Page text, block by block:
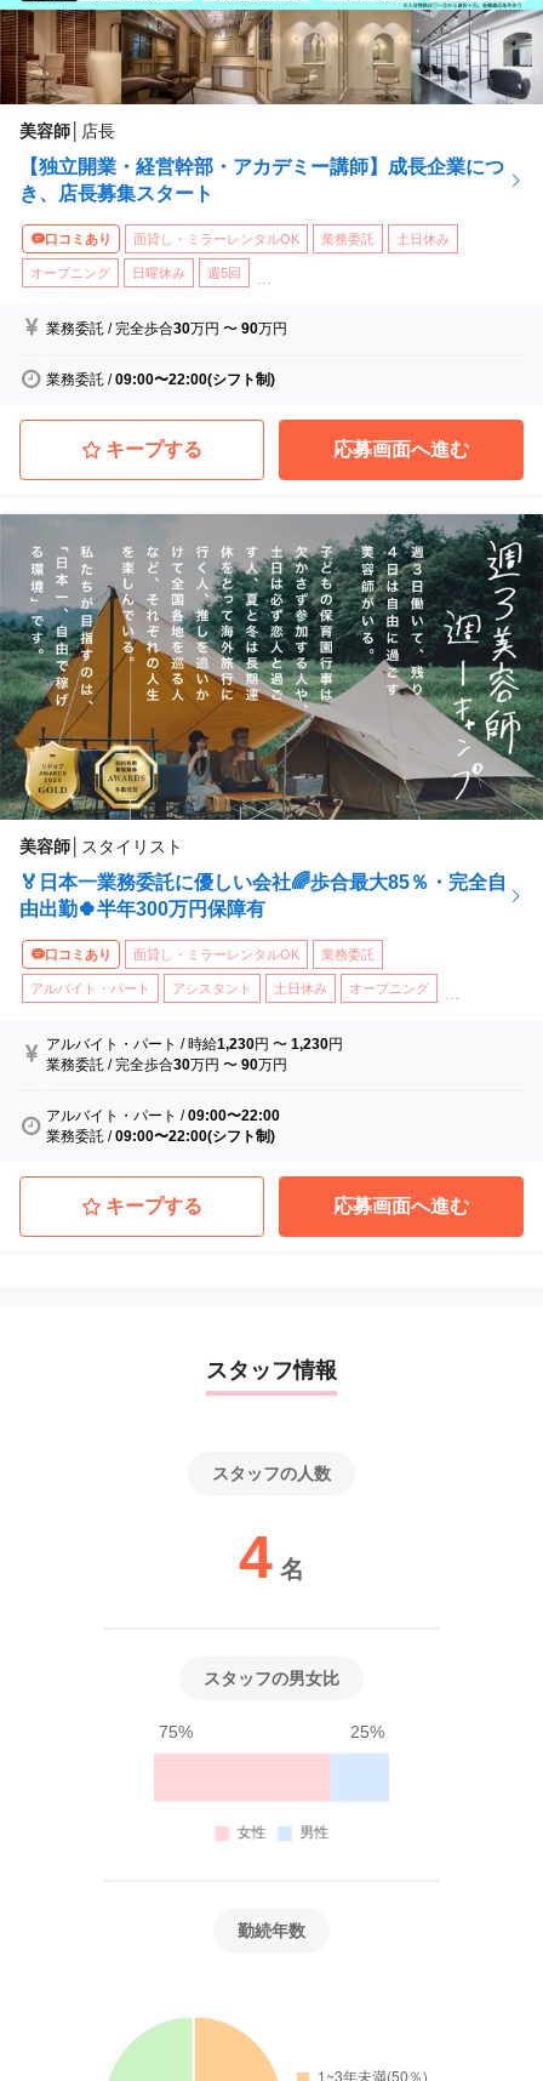
美容師 店長
【独立開業・経営幹部・アカデミー講師】成長企業につ
き、店長募集スタート
口コミあり 面貸し・ミラーレンタルOK 業務委託 土日休み
オープニング 日曜休み 週5回
業務委託 /完全歩合30万円 〜90万円
業務委託 /09:00〜22:00(シフト制)
キープする 応募画面へ進む
美容師 スタイリスト
🏅日本一業務委託に優しい会社🌈歩合最大85％・完全自
由出勤🍀半年300万円保障有
口コミあり 面貸し・ミラーレンタルOK 業務委託
アルバイト・パート アシスタント 土日休み オープニング
アルバイト・パート /時給1,230円 〜1,230円
業務委託 /完全歩合30万円 〜90万円
アルバイト・パート /09:00〜22:00
業務委託 /09:00〜22:00(シフト制)
キープする 応募画面へ進む
スタッフ情報
スタッフの人数
4 名
スタッフの男女比
75% 25%
勤続年数